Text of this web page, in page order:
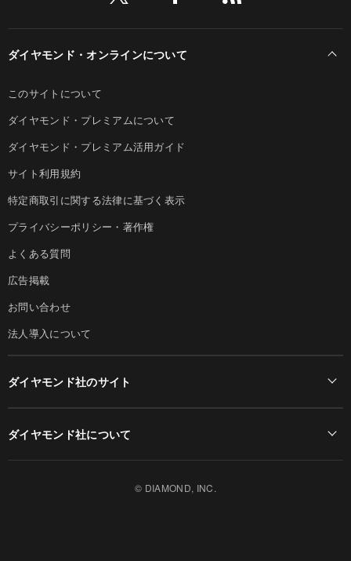
ダイヤモンド・オンラインについて
このサイトについて
ダイヤモンド・プレミアムについて
ダイヤモンド・プレミアム活用ガイド
サイト利用規約
特定商取引に関する法律に基づく表示
プライバシーポリシー・著作権
よくある質問
広告掲載
お問い合わせ
法人導入について
ダイヤモンド社のサイト
ダイヤモンド社について
© DIAMOND, INC.